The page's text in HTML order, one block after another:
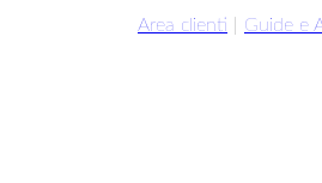
Area clienti Guide e